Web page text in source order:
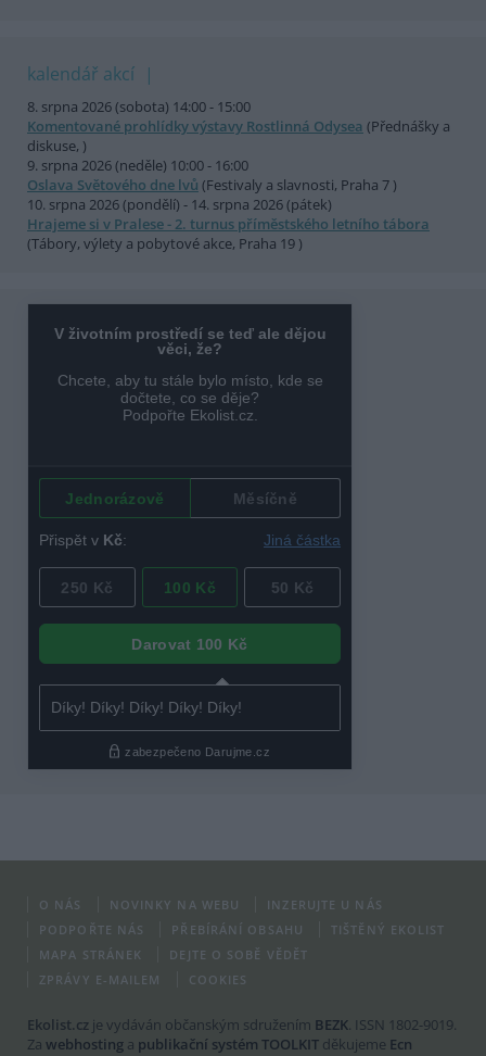
kalendář akcí
8. srpna 2026 (sobota) 14:00 - 15:00
Komentované prohlídky výstavy Rostlinná Odysea (Přednášky a
diskuse, )
9. srpna 2026 (neděle) 10:00 - 16:00
Oslava Světového dne lvů (Festivaly a slavnosti, Praha 7 )
10. srpna 2026 (pondělí) - 14. srpna 2026 (pátek)
Hrajeme si v Pralese - 2. turnus příměstského letního tábora
(Tábory, výlety a pobytové akce, Praha 19 )
O NÁS NOVINKY NA WEBU
INZERUJTE U NÁS
PODPOŘTE NÁS
PŘEBÍRÁNÍ OBSAHU
TIŠTĚNÝ EKOLIST
MAPA STRÁNEK
DEJTE O SOBĚ VĚDĚT
ZPRÁVY E-MAILEM
COOKIES
Ekolist.cz je vydáván občanským sdružením BEZK. ISSN 1802-9019.
Za webhosting a publikační systém TOOLKIT děkujeme Ecn